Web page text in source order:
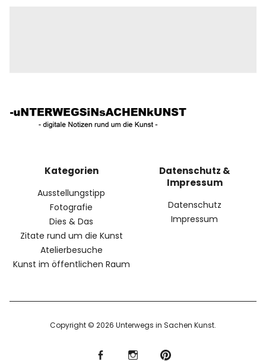
Kategorien
Ausstellungstipp
Fotografie
Dies & Das
Zitate rund um die Kunst
Atelierbesuche
Kunst im öffentlichen Raum
Datenschutz &
Impressum
Datenschutz
Impressum
Copyright © 2026 Unterwegs in Sachen Kunst